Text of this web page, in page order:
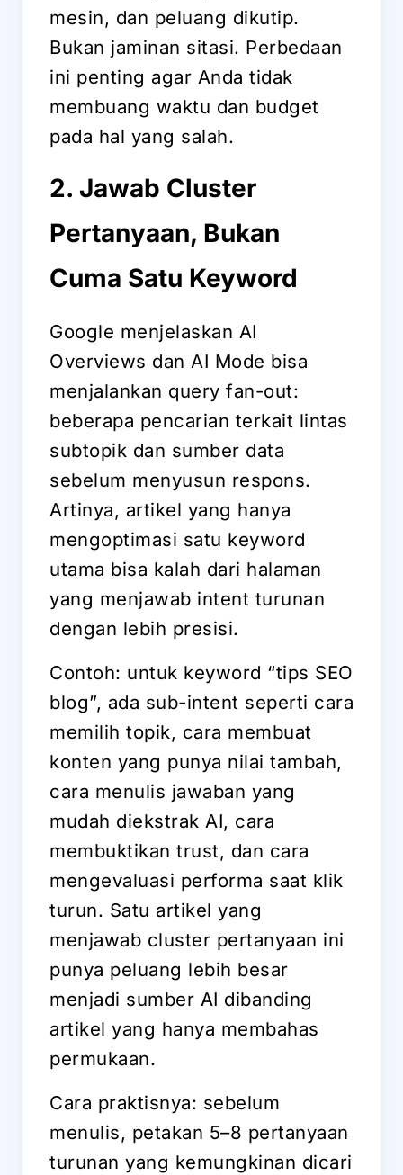
mesin, dan peluang dikutip.
Bukan jaminan sitasi. Perbedaan
ini penting agar Anda tidak
membuang waktu dan budget
pada hal yang salah.
2. Jawab Cluster
Pertanyaan, Bukan
Cuma Satu Keyword
Google menjelaskan AI
Overviews dan AI Mode bisa
menjalankan query fan-out:
beberapa pencarian terkait lintas
subtopik dan sumber data
sebelum menyusun respons.
Artinya, artikel yang hanya
mengoptimasi satu keyword
utama bisa kalah dari halaman
yang menjawab intent turunan
dengan lebih presisi.
Contoh: untuk keyword “tips SEO
blog”, ada sub-intent seperti cara
memilih topik, cara membuat
konten yang punya nilai tambah,
cara menulis jawaban yang
mudah diekstrak AI, cara
membuktikan trust, dan cara
mengevaluasi performa saat klik
turun. Satu artikel yang
menjawab cluster pertanyaan ini
punya peluang lebih besar
menjadi sumber AI dibanding
artikel yang hanya membahas
permukaan.
Cara praktisnya: sebelum
menulis, petakan 5–8 pertanyaan
turunan yang kemungkinan dicari